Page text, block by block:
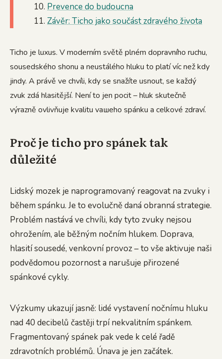
Prevence do budoucna
Závěr: Ticho jako součást zdravého života
Ticho je luxus. V moderním světě plném dopravního ruchu,
sousedského shonu a neustálého hluku to platí víc než kdy
jindy. A právě ve chvíli, kdy se snažíte usnout, se každý
zvuk zdá hlasitější. Není to jen pocit – hluk skutečně
výrazně ovlivňuje kvalitu vашeho spánku a celkové zdraví.
Proč je ticho pro spánek tak
důležité
Lidský mozek je naprogramovaný reagovat na zvuky i
během spánku. Je to evolučně daná obranná strategie.
Problém nastává ve chvíli, kdy tyto zvuky nejsou
ohrožením, ale běžným nočním hlukem. Doprava,
hlasití sousedé, venkovní provoz – to vše aktivuje naši
podvědomou pozornost a narušuje přirozené
spánkové cykly.
Výzkumy ukazují jasně: lidé vystavení nočnímu hluku
nad 40 decibelů častěji trpí nekvalitním spánkem.
Fragmentovaný spánek pak vede k celé řadě
zdravotních problémů. Únava je jen začátek.